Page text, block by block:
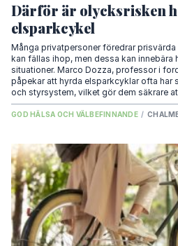
Därför är olycksrisken
elsparkcykel
Många privatpersoner föredrar
kan fällas ihop, men dessa kan innebära
situationer. Marco Dozza, professor i
påpekar att hyrda elsparkcyklar ofta har
och styrsystem, vilket gör dem säkrare
GOD HÄLSA OCH VÄLBEFINNANDE /